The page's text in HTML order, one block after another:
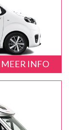
MEER INFO